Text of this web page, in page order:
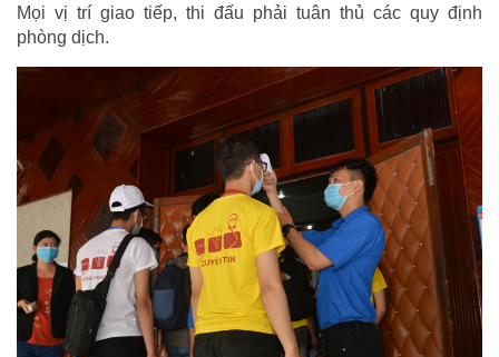
Mọi vị trí giao tiếp, thi đấu phải tuân thủ các quy định
phòng dịch.